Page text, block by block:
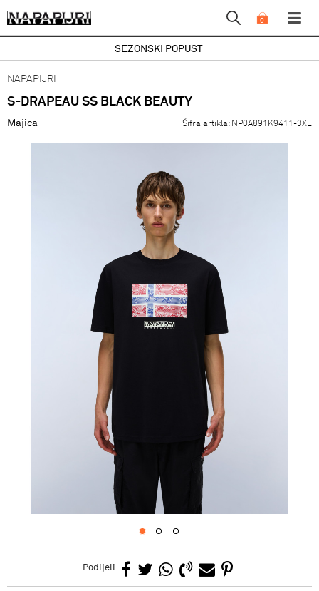
0
SEZONSKI POPUST
NAPAPIJRI
S-DRAPEAU SS BLACK BEAUTY
Majica Šifra artikla: NP0A891K9411-3XL
Podijeli